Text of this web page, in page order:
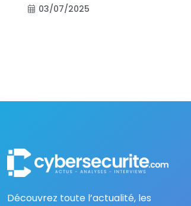
03/07/2025
Découvrez toute l’actualité, les